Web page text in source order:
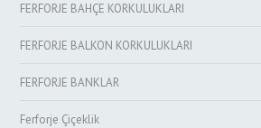
FERFORJE BAHÇE KORKULUKLARI
FERFORJE BALKON KORKULUKLARI
FERFORJE BANKLAR
Ferforje Çiçeklik